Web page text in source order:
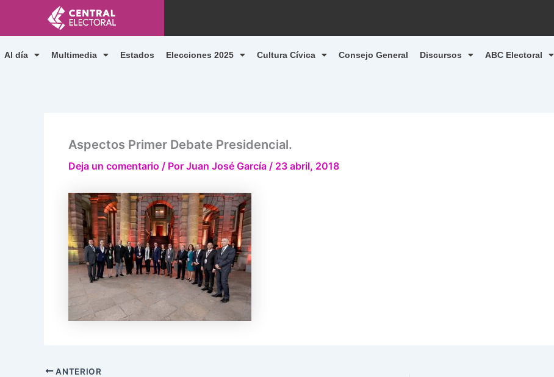
contenido
Al día Multimedia Estados Elecciones 2025 Cultura Cívica Consejo General Discursos ABC Electoral
Aspectos Primer Debate Presidencial.
Deja un comentario / Por Juan José García / 23 abril, 2018
ANTERIOR